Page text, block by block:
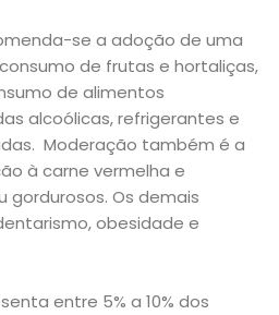
se a adoção de uma
de frutas e hortaliças,
de alimentos
alcoólicas, refrigerantes e
Moderação também é a
à carne vermelha e
Os demais
obesidade e
entre 5% a 10% dos